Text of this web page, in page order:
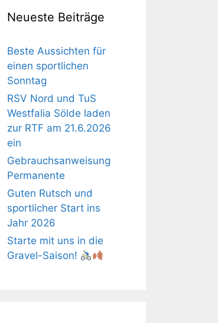
Neueste Beiträge
Beste Aussichten für
einen sportlichen
Sonntag
RSV Nord und TuS
Westfalia Sölde laden
zur RTF am 21.6.2026
ein
Gebrauchsanweisung
Permanente
Guten Rutsch und
sportlicher Start ins
Jahr 2026
Starte mit uns in die
Gravel-Saison!